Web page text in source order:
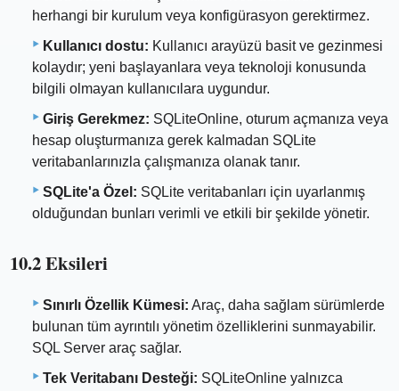
herhangi bir kurulum veya konfigürasyon gerektirmez.
Kullanıcı dostu: Kullanıcı arayüzü basit ve gezinmesi
kolaydır; yeni başlayanlara veya teknoloji konusunda
bilgili olmayan kullanıcılara uygundur.
Giriş Gerekmez: SQLiteOnline, oturum açmanıza veya
hesap oluşturmanıza gerek kalmadan SQLite
veritabanlarınızla çalışmanıza olanak tanır.
SQLite'a Özel: SQLite veritabanları için uyarlanmış
olduğundan bunları verimli ve etkili bir şekilde yönetir.
10.2 Eksileri
Sınırlı Özellik Kümesi: Araç, daha sağlam sürümlerde
bulunan tüm ayrıntılı yönetim özelliklerini sunmayabilir.
SQL Server araç sağlar.
Tek Veritabanı Desteği: SQLiteOnline yalnızca